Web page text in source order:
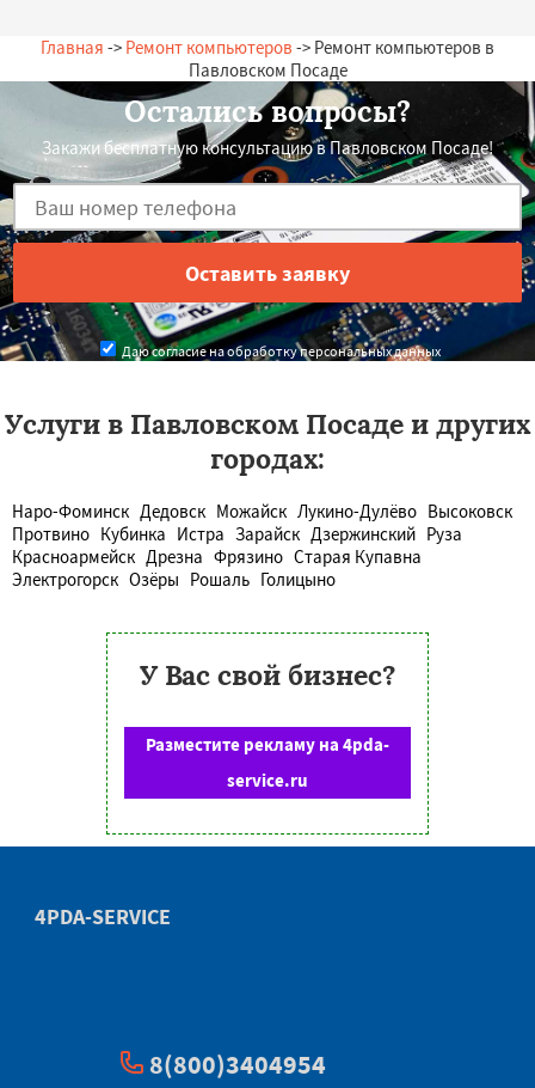
Главная -> Ремонт компьютеров -> Ремонт компьютеров в
Павловском Посаде
Остались вопросы?
Закажи бесплатную консультацию в Павловском Посаде!
Даю согласие на обработку персональных данных
Услуги в Павловском Посаде и других
городах:
Наро-Фоминск Дедовск Можайск Лукино-Дулёво Высоковск
Протвино Кубинка Истра Зарайск Дзержинский Руза
Красноармейск Дрезна Фрязино Старая Купавна
Электрогорск Озёры Рошаль Голицыно
У Вас свой бизнес?
Разместите рекламу на 4pda-
service.ru
4PDA-SERVICE
8(800)3404954